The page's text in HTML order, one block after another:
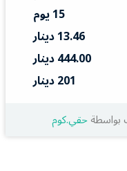
15 يوم
13.46 دينار
444.00 دينار
201 دينار
بواسطةحقي.كوم